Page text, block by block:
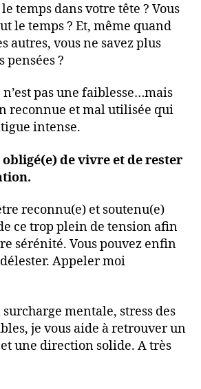
temps dans votre tête ? Vous
le temps ? Et, même quand
autres, vous ne savez plus
pensées ?
pas une faiblesse…mais
reconnue et mal utilisée qui
intense.
obligé(e) de vivre et de rester
reconnu(e) et soutenu(e)
ce trop plein de tension afin
sérénité. Vous pouvez enfin
Appeler moi
mentale, stress des
je vous aide à retrouver un
une direction solide. A très